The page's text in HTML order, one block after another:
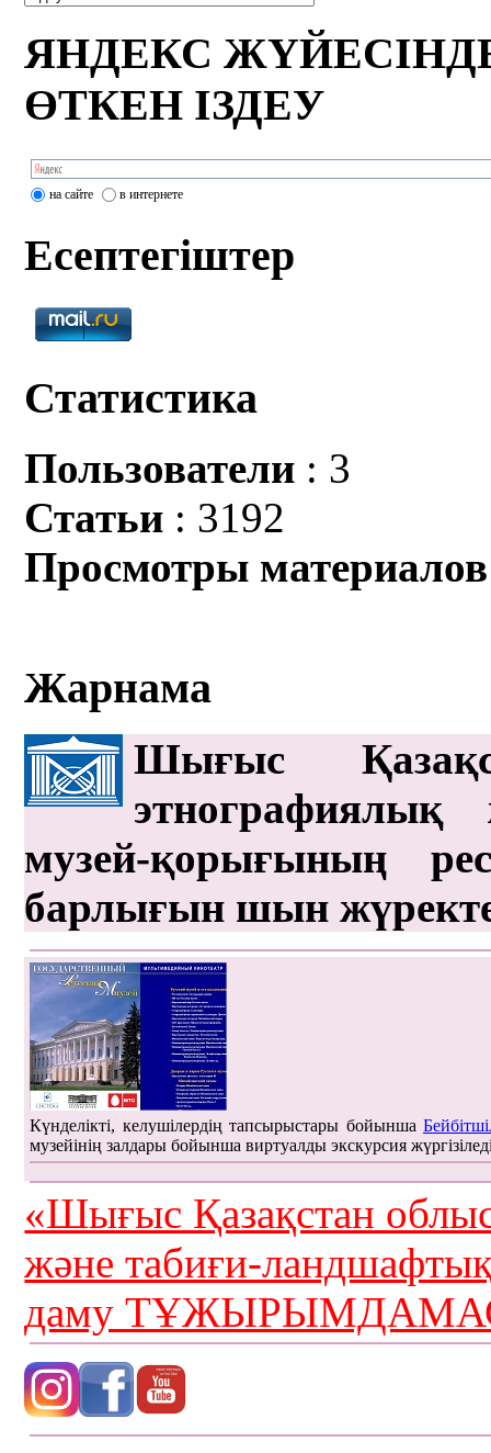
ЯНДЕКС
ӨТКЕН ІЗДЕУ
на сайте в интернете
Есептегіштер
Статистика
Пользователи : 3
Статьи : 3192
Просмотры материалов
Жарнама
Шығыс
этнографиялық
музей-қорығының
барлығын шын
Күнделікті, келушілердің тапсырыстары бойынша
музейінің залдары бойынша виртуалды экскурсия
«Шығыс Қазақстан
және табиғи-
даму